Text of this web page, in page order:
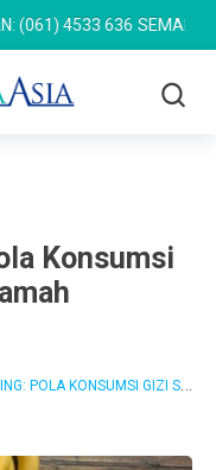
4533 636 SEMARANG:
Konsumsi
GIZI SEIMBANG YANG RAMAH LINGKUNGAN